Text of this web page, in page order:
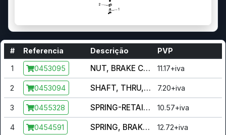
# Referencia Descrição PVP
1 0453095 NUT, BRAKE CABLE, REAR 11.17+iva
2 0453094 SHAFT, THRU, REAR 7.20+iva
3 0455328 SPRING-RETAINER 10.57+iva
4 0454591 SPRING, BRAKE, REAR 12.72+iva